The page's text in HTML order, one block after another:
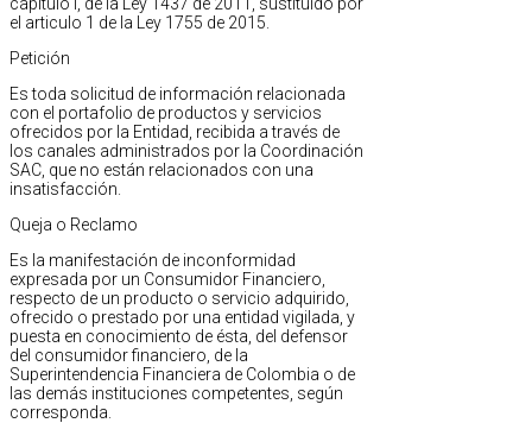
el articulo 1 de la Ley 1755 de 2015.
Petición
Es toda solicitud de información relacionada
con el portafolio de productos y servicios
ofrecidos por la Entidad, recibida a través de
los canales administrados por la Coordinación
SAC, que no están relacionados con una
insatisfacción.
Queja o Reclamo
Es la manifestación de inconformidad
expresada por un Consumidor Financiero,
respecto de un producto o servicio adquirido,
ofrecido o prestado por una entidad vigilada, y
puesta en conocimiento de ésta, del defensor
del consumidor financiero, de la
Superintendencia Financiera de Colombia o de
las demás instituciones competentes, según
corresponda.